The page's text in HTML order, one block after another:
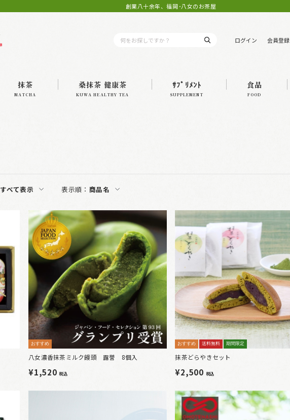
創業八十余年、福岡･八女のお茶屋
ログイン 会員登録
抹茶
MATCHA
桑抹茶 健康茶
KUWA HEALTHY TEA
ｻﾌﾟﾘﾒﾝﾄ
SUPPLEMENT
食品
FOOD
すべて表示 表示順： 商品名
おすすめ
八女濃香抹茶ミルク饅頭 露誉 8個入
¥1,520税込
おすすめ 送料無料 期間限定
抹茶どらやきセット
¥2,500 税込